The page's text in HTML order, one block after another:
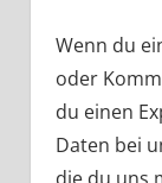
Wenn du
oder
du einen
Daten bei
die du uns